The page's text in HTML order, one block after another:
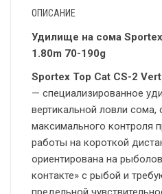
ОПИСАНИЕ
Удилище на сома
1.80m 70-190g
Sportex Top Cat CS-2
— специализированное
вертикальной ловли сома,
максимального контроля
работы на короткой
ориентирована на
контакте» с рыбой и